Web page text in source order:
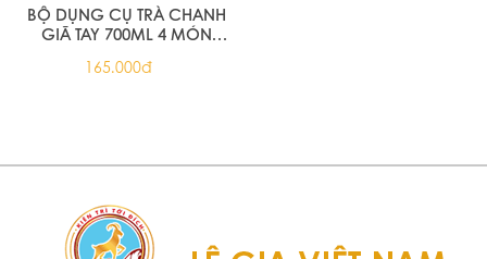
BỘ DỤNG CỤ TRÀ CHANH
GIÃ TAY 700ML 4 MÓN
hướng dẫn, chài dầm, đế
165.000đ